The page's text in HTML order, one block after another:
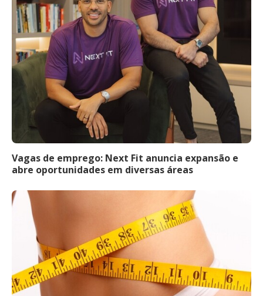
Vagas de emprego: Next Fit anuncia expansão e
abre oportunidades em diversas áreas